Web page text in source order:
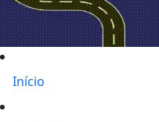
Início